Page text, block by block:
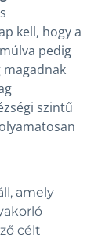
kell, hogy a
pedig
szintű
amely
célt